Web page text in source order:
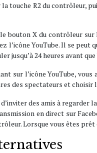
touche R2 du contrôleur,
bouton X du contrôleur
l’icône YouTube. Il se peut
jusqu’à 24 heures avant
sur l’icône YouTube,
des spectateurs et
des amis à regarder
en direct sur
Lorsque vous êtes